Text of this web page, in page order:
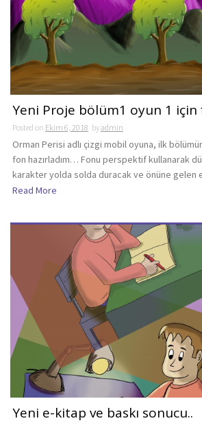
Yeni Proje bölüm1 oyun 1
Posted on Ekim 6, 2018 byadmin
Orman Perisi adlı çizgi mobil oyuna, ilk
fon hazırladım… Fonu perspektif kullanarak
karakter yolda solda duracak ve önüne gelen
Read More
Yeni e-kitap ve baskı sonucu..